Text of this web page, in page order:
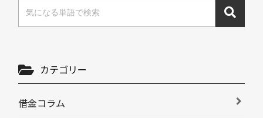
カテゴリー
借金コラム